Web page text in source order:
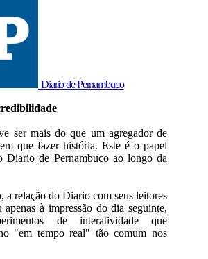
Diario de Pernambuco
ser mais do que um agregador de
que fazer história. Este é o papel
Diario de Pernambuco ao longo da
a relação do Diario com seus leitores
à impressão do dia seguinte,
de interatividade que
"em tempo real" tão comum nos